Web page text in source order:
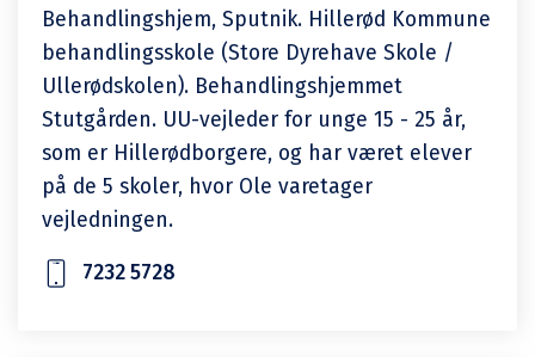
Behandlingshjem, Sputnik. Hillerød Kommune
behandlingsskole (Store Dyrehave Skole /
Ullerødskolen). Behandlingshjemmet
Stutgården. UU-vejleder for unge 15 - 25 år,
som er Hillerødborgere, og har været elever
på de 5 skoler, hvor Ole varetager
vejledningen.
7232 5728